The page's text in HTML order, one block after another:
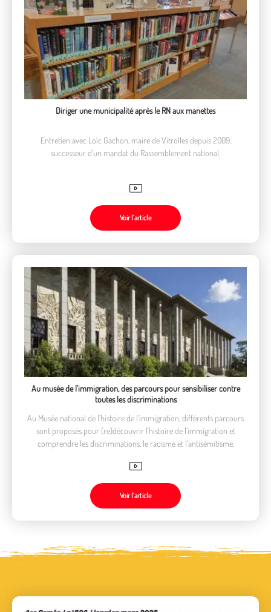
Diriger une municipalité après le RN aux manettes
Entretien avec Loïc Gachon, maire de Vitrolles depuis 2009,
successeur d'un mandat du Rassemblement national.
Voir l’article
Au musée de l'immigration, des parcours pour sensibiliser contre
toutes les discriminations
Au Musée national de l'histoire de l'immigration, différents parcours
sont proposés pour (re)découvrir l'histoire de l'immigration et
comprendre les discriminations, le racisme et l'antisémitisme.
Voir l’article